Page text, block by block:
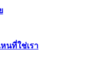
หนที่ใช่เรา